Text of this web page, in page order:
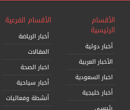
الأقسام
الرئيسية
أخبار دولية
الأخبار العربية
اخبار السعودية
أخبار خليجية
الأقسام الفرعية
أخبار الرياضة
المقالات
اخبار الصحة
أخبار سياحية
أنشطة وفعاليات